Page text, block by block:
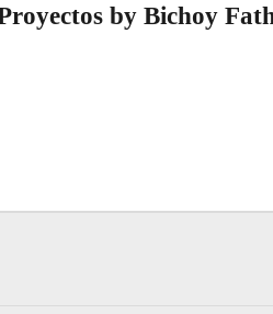
by Bichoy